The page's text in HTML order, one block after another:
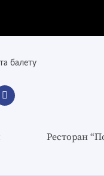
балету
Ресторан